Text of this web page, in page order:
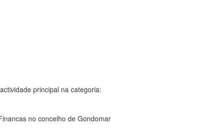
principal na categoria:
no concelho de Gondomar